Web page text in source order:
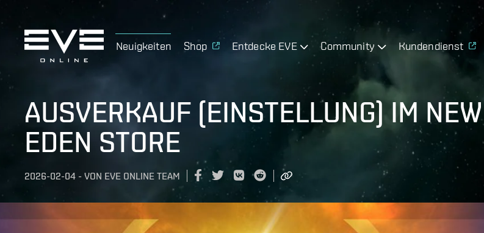
Neuigkeiten Shop Entdecke EVE Community Kundendienst
AUSVERKAUF (EINSTELLUNG) IM NEW
EDEN STORE
2026-02-04 - VON EVE ONLINE TEAM